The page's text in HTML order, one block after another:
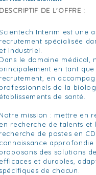
DESCRIPTIF DE L'OFFRE :
Interim est une
recrutement spécialisée
et industriel.
Dans le domaine médical,
principalement en tant
recrutement, en
professionnels de la
établissements de santé.
Notre mission : mettre en
en recherche de talents et
recherche de postes en
connaissance
proposons des solutions
efficaces et durables,
spécifiques de chacun.